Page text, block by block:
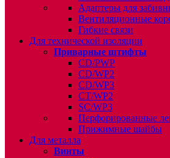
Адаптеры для
Вентиляционные
Гибкие связи
Для технической изоляции
Приварные штифты
CD/PWP
CD/WP2
CD/WP3
CT/WP2
SC/WP3
Перфорированные
Прижимные шайбы
Для металла
Винты